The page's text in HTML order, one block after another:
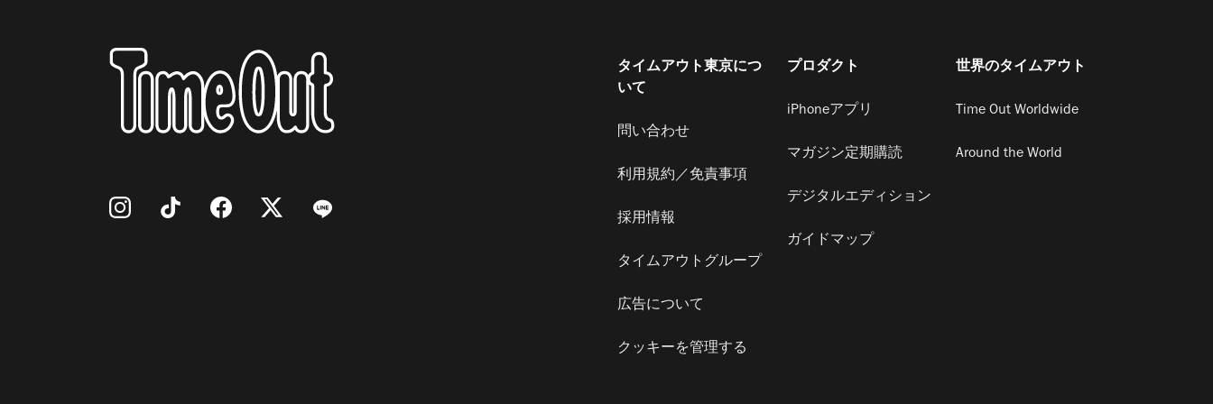
タイムアウト東京につ
いて
問い合わせ
利用規約／免責事項
採用情報
タイムアウトグループ
広告について
クッキーを管理する
プロダクト
iPhoneアプリ
マガジン定期購読
デジタルエディション
ガイドマップ
世界のタイムアウト
Time Out Worldwide
Around the World